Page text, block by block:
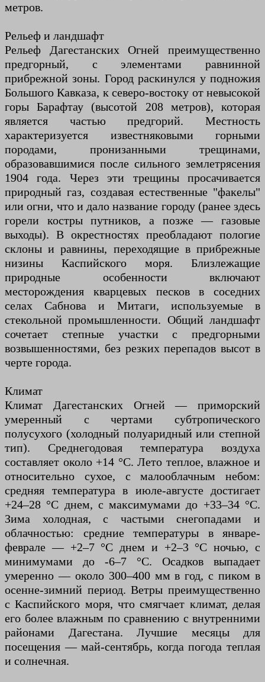
метров.
Рельеф и ландшафт
Рельеф Дагестанских Огней преимущественно
предгорный, с элементами равнинной
прибрежной зоны. Город раскинулся у подножия
Большого Кавказа, к северо-востоку от невысокой
горы Барафтау (высотой 208 метров), которая
является частью предгорий. Местность
характеризуется известняковыми горными
породами, пронизанными трещинами,
образовавшимися после сильного землетрясения
1904 года. Через эти трещины просачивается
природный газ, создавая естественные "факелы"
или огни, что и дало название городу (ранее здесь
горели костры путников, а позже — газовые
выходы). В окрестностях преобладают пологие
склоны и равнины, переходящие в прибрежные
низины Каспийского моря. Близлежащие
природные особенности включают
месторождения кварцевых песков в соседних
селах Сабнова и Митаги, используемые в
стекольной промышленности. Общий ландшафт
сочетает степные участки с предгорными
возвышенностями, без резких перепадов высот в
черте города.
Климат
Климат Дагестанских Огней — приморский
умеренный с чертами субтропического
полусухого (холодный полуаридный или степной
тип). Среднегодовая температура воздуха
составляет около +14 °C. Лето теплое, влажное и
относительно сухое, с малооблачным небом:
средняя температура в июле-августе достигает
+24–28 °C днем, с максимумами до +33–34 °C.
Зима холодная, с частыми снегопадами и
облачностью: средние температуры в январе-
феврале — +2–7 °C днем и +2–3 °C ночью, с
минимумами до -6–7 °C. Осадков выпадает
умеренно — около 300–400 мм в год, с пиком в
осенне-зимний период. Ветры преимущественно
с Каспийского моря, что смягчает климат, делая
его более влажным по сравнению с внутренними
районами Дагестана. Лучшие месяцы для
посещения — май-сентябрь, когда погода теплая
и солнечная.